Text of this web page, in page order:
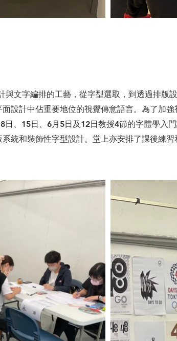
文字編排的工藝，從字型選取，到透過排版
設計中佔重要地位的視覺傳意語言。為了加
、15日、6月5日及12日教授4節的字體學入
統和裝飾性字型設計。堂上亦安排了課後練